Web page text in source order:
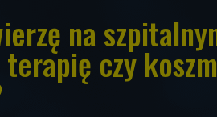
na
czy